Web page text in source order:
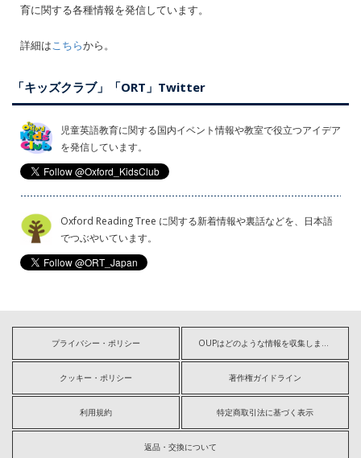
育に関する各種情報を発信しています。
詳細はこちらから。
「キッズクラブ」「ORT」Twitter
児童英語教育に関する国内イベント情報や教室で役立つアイデア
を発信しています。
Oxford Reading Tree に関する新着情報や裏話などを、日本語
でつぶやいています。
プライバシー・ポリシー
クッキー・ポリシー 著作権ガイドライン
利用規約 特定商取引法に基づく表示
返品・交換について